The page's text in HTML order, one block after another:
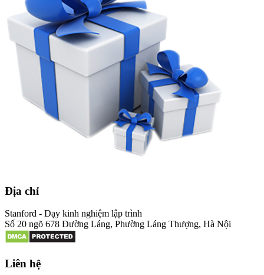
Địa chỉ
Stanford - Dạy kinh nghiệm lập trình
Số 20 ngõ 678 Đường Láng, Phường Láng Thượng, Hà Nội
Liên hệ